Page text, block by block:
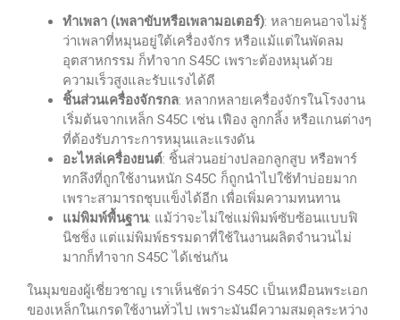
ทำเพลา (เพลาขับหรือเพลามอเตอร์): หลายคนอาจไม่รู้
ว่าเพลาที่หมุนอยู่ใต้เครื่องจักร หรือแม้แต่ในพัดลม
อุตสาหกรรม ก็ทำจาก S45C เพราะต้องหมุนด้วย
ความเร็วสูงและรับแรงได้ดี
ชิ้นส่วนเครื่องจักรกล: หลากหลายเครื่องจักรในโรงงาน
เริ่มต้นจากเหล็ก S45C เช่น เฟือง ลูกกลิ้ง หรือแกนต่างๆ
ที่ต้องรับภาระการหมุนและแรงดัน
อะไหล่เครื่องยนต์: ชิ้นส่วนอย่างปลอกลูกสูบ หรือพาร์
ทกลึงที่ถูกใช้งานหนัก S45C ก็ถูกนำไปใช้ทำบ่อยมาก
เพราะสามารถชุบแข็งได้อีก เพื่อเพิ่มความทนทาน
แม่พิมพ์พื้นฐาน: แม้ว่าจะไม่ใช่แม่พิมพ์ซับซ้อนแบบฟิ
นิชชิ่ง แต่แม่พิมพ์ธรรมดาที่ใช้ในงานผลิตจำนวนไม่
มากก็ทำจาก S45C ได้เช่นกัน
ในมุมของผู้เชี่ยวชาญ เราเห็นชัดว่า S45C เป็นเหมือนพระเอก
ของเหล็กในเกรดใช้งานทั่วไป เพราะมันมีความสมดุลระหว่าง